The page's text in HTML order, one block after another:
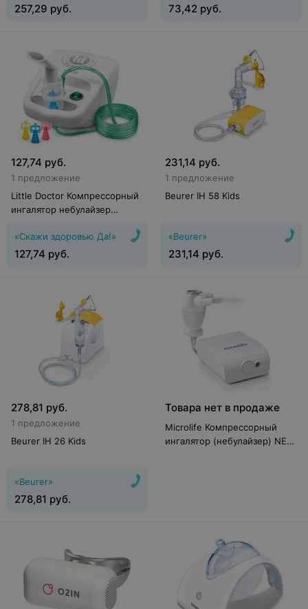
257,29 руб. 73,42 руб.
127,74 руб.
1 предложение
Little Doctor Компрессорный
ингалятор небулайзер
«Скажи здоровью Да!»
127,74 руб.
231,14 руб.
1 предложение
Beurer IH 58 Kids
«Beurer»
231,14 руб.
278,81 руб.
1 предложение
Beurer IH 26 Kids
«Beurer»
278,81 руб.
Товара нет в продаже
Microlife Компрессорный
ингалятор (небулайзер) NEB